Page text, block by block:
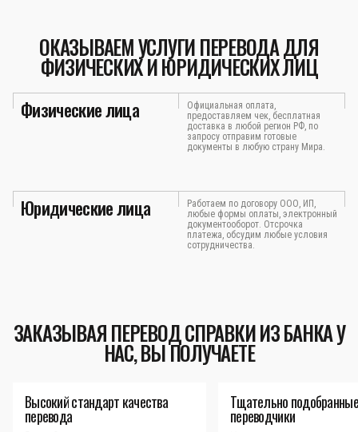
ОКАЗЫВАЕМ УСЛУГИ ПЕРЕВОДА ДЛЯ
ФИЗИЧЕСКИХ И ЮРИДИЧЕСКИХ ЛИЦ
Физические лица
Официальная оплата,
предоставляем чек, бесплатная
доставка в любой регион РФ, по
запросу отправим готовые
документы в любую страну Мира.
Юридические лица
Работаем по договору ООО, ИП,
любые формы оплаты, электронный
документооборот. Отсрочка
платежа, обсудим любые условия
сотрудничества.
ЗАКАЗЫВАЯ ПЕРЕВОД СПРАВКИ ИЗ БАНКА У
НАС, ВЫ ПОЛУЧАЕТЕ
Высокий стандарт качества
перевода
Тщательно подобранные
переводчики